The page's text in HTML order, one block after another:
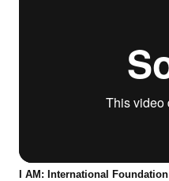
I AM: International Foundation